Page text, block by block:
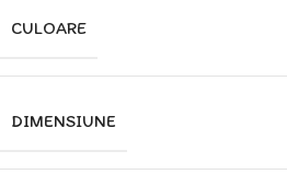
CULOARE
DIMENSIUNE